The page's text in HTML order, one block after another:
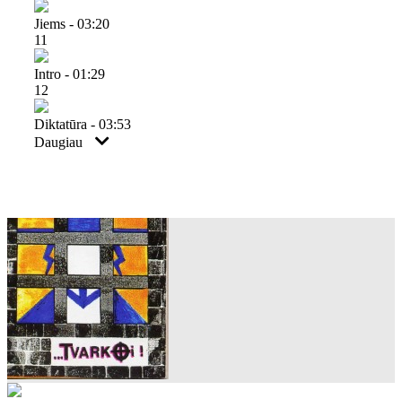
Jiems - 03:20
11
Intro - 01:29
12
Diktatūra - 03:53
Daugiau